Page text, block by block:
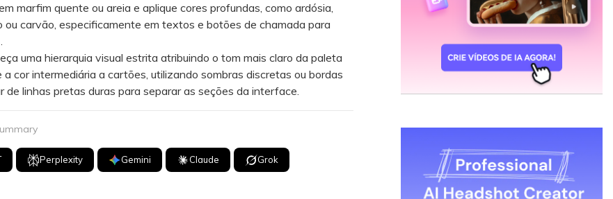
marfim quente ou areia e aplique cores profundas, como ardósia,
ou carvão, especificamente em textos e botões de chamada para
uma hierarquia visual estrita atribuindo o tom mais claro da paleta
a cor intermediária a cartões, utilizando sombras discretas ou bordas
de linhas pretas duras para separar as seções da interface.
Perplexity Gemini Claude Grok